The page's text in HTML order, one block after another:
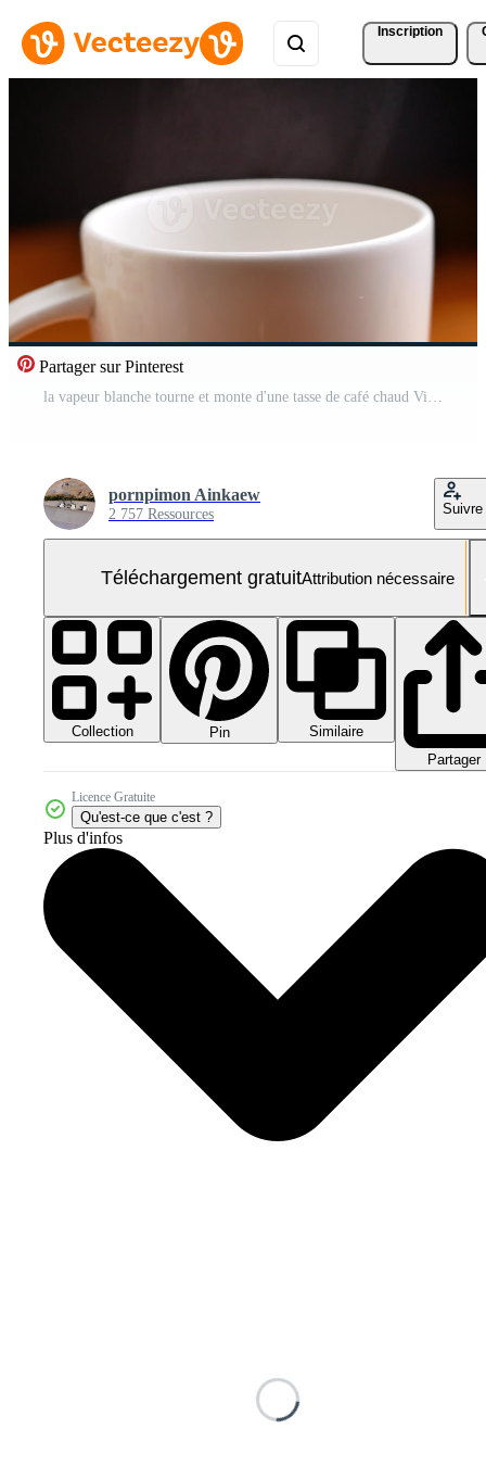
Inscription
Partager sur Pinterest
la vapeur blanche tourne et monte d'une tasse de café chaud Vidéo Gratuite
pornpimon Ainkaew
2 757 Ressources Suivre
Téléchargement gratuitAttribution nécessaire
Collection Pin
Similaire
Partager
Licence Gratuite
Qu'est-ce que c'est ?
Plus d'infos